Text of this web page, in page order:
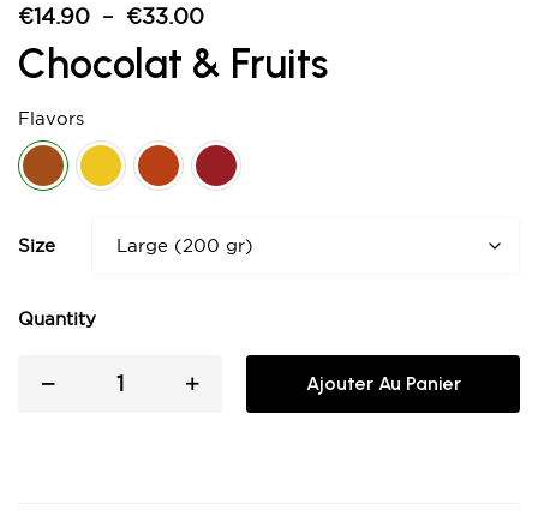
€14.90 – €33.00
Chocolat & Fruits
Flavors
Size
Quantity
Ajouter Au Panier